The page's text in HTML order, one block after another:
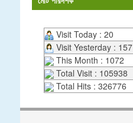
Visit Today : 20
Visit Yesterday : 157
This Month : 1072
Total Visit : 105938
Total Hits : 326776